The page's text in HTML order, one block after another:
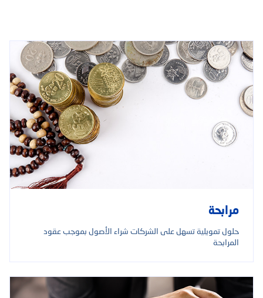
مرابحة
حلول تمويلية تسهل على الشركات شراء الأصول بموجب عقود
المرابحة